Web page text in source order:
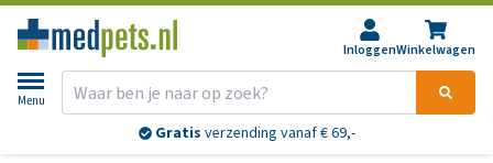
InloggenWinkelwagen
Menu
Gratis verzending vanaf € 69,-